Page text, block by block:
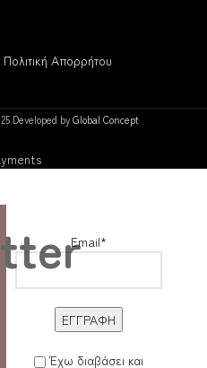
Πολιτική Απορρήτου
Developed byGlobal Concept
Email*
Έχω διαβάσει και